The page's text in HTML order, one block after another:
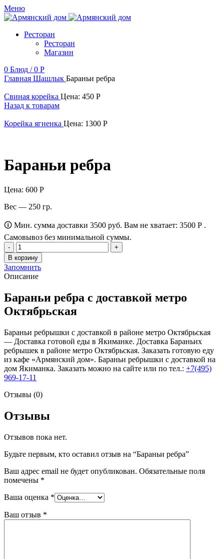
Меню
Ресторан
Ресторан
Магазин
0 Блюд / 0 Р
Главная Шашлык Бараньи ребра
Свиная корейка Цена: 450 Р
Назад к товарам
Корейка ягненка Цена: 1300 Р
Бараньи ребра
Цена: 600 Р
Вес — 250 гр.
🛈 Мин. сумма доставки 3500 руб. Вам не хватает: 3500 Р .
Самовывоз без минимальной суммы.
Количество
товара
Бараньи
ребра
В корзину
Запомнить
Описание
Бараньи ребра с доставкой метро
Октябрьская
Бараньи ребрышки с доставкой в районе метро Октябрьская
— Доставка готовой еды в Якиманке. Доставка Бараньих
ребрышек в районе метро Октябрьская. Заказать готовую еду
из кафе «Армянский дом». Бараньи ребрышки с доставкой на
дом Якиманка. Заказать можно на сайте или по тел.: +7(495)
969-17-11
Отзывы (0)
Отзывы
Отзывов пока нет.
Будьте первым, кто оставил отзыв на “Бараньи ребра”
Ваш адрес email не будет опубликован. Обязательные поля
помечены *
Ваша оценка *
Ваш отзыв *